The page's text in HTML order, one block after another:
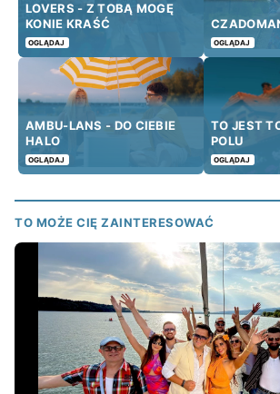
LOVERS - Z TOBĄ MOGĘ
KONIE KRAŚĆ
OGLĄDAJ OGLĄDAJ
AMBU-LANS - DO CIEBIE
HALO
OGLĄDAJ
TO JEST
POLU
OGLĄDAJ
TO MOŻE CIĘ ZAINTERESOWAĆ